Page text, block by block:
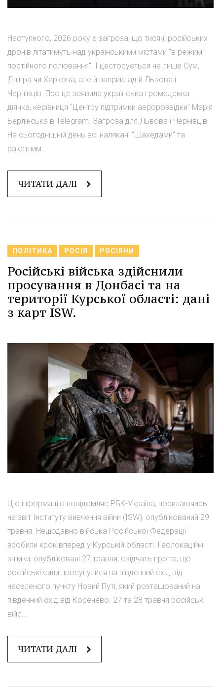
Наступного, 2026 року є загроза, що тисячі російських
дронів літатимуть над українськими містами "в режимі
постійного полювання". І цестосується не лише Сум,
Дніпра чи Харкова, але й наприклад й Львова і
Чернівців. Про це заявила українська громадська
діячка, керівниця "Центру підтримки аеророзвідки" Марія
Берлінська в Telegram. Загроза для Львова і Чернівців
На сьогоднішній день всі налякані "Шахедами" та
ракетним...
ЧИТАТИ ДАЛІ
ПОЛІТИКА РОСІЯ РОСІЯНИ
Російські війська здійснили
просування в Донбасі та на
території Курської області: дані
з карт ISW.
Цю інформацію повідомляє РБК-Україна, посилаючись
на звіт Інституту вивчення війни (ISW), опублікований 29
травня. Нещодавно війська Російської Федерації
зробили крок вперед у Курській області. Геолокаційні
знімки, опубліковані 27 травня, свідчать про те, що
російські сили просунулися на південний схід від
населеного пункту Новий Путі, який розташований на
південний схід від Коренево. 27 та 28 травня російські
війс...
ЧИТАТИ ДАЛІ